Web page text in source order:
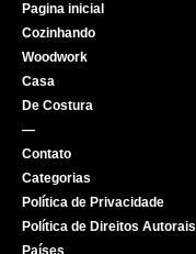
Pagina inicial
Cozinhando
Woodwork
Casa
De Costura
—
Contato
Categorias
Política de Privacidade
Política de Direitos Autorais
Países